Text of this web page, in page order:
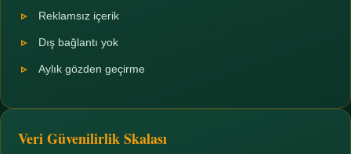
Reklamsız içerik
Dış bağlantı yok
Aylık gözden geçirme
Veri Güvenilirlik Skalası